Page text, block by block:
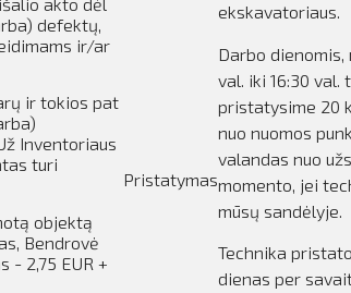
defektų,
ir/ar
ir tokios pat
Inventoriaus
turi
objektą
Bendrovė
- 2,75 EUR +
Pristatymas
ekskavatoriaus.
Darbo dienomis,
val. iki 16:30 val.
pristatysime 20
nuo nuomos
valandas nuo
momento, jei
mūsų sandėlyje.
Technika
dienas per